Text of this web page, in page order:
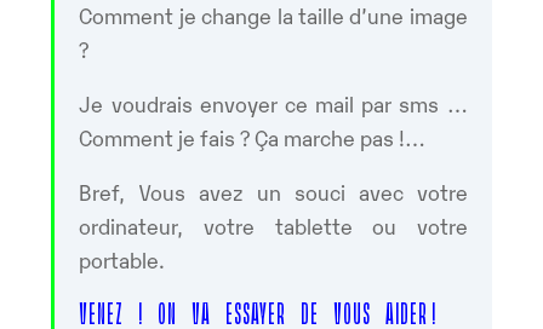
Comment je change la taille d’une image
?
Je voudrais envoyer ce mail par sms …
Comment je fais ? Ça marche pas !…
Bref, Vous avez un souci avec votre
ordinateur, votre tablette ou votre
portable.
VENEZ ! ON VA ESSAYER DE VOUS AIDER !